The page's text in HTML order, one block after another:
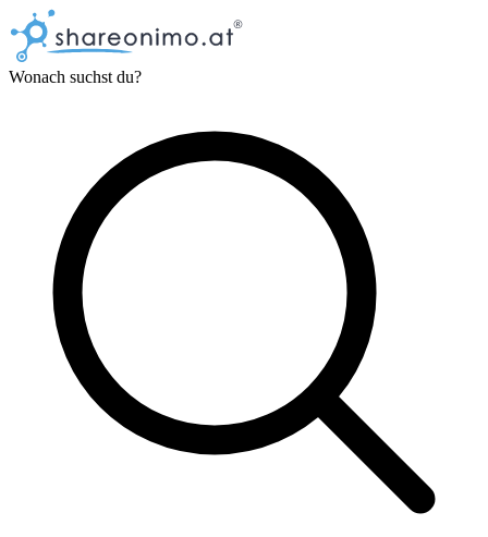
Wonach suchst du?